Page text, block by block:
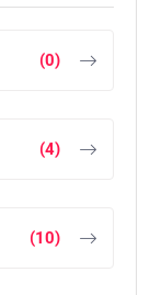
(0)
(4)
(10)